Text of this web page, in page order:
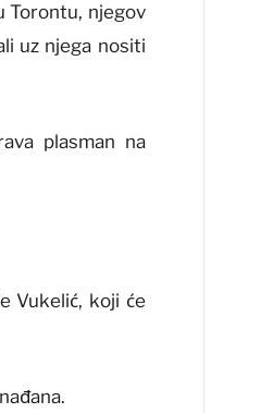
Torontu, njegov
uz njega nositi
plasman na
Vukelić, koji će